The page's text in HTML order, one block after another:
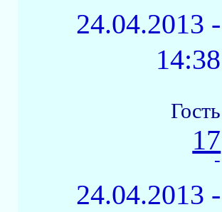
24.04.2013 -
14:38
Гость
17
-
24.04.2013 -